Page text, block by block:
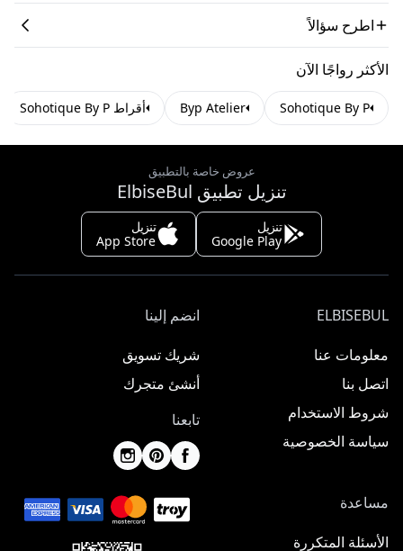
اطرح سؤالاً
الأكثر رواجًا الآن
Sohotique By P
Byp Atelier أقراط Sohotique By P
عروض خاصة بالتطبيق
تنزيل تطبيق ElbiseBul
تنزيل
Google Play
تنزيل
App Store
ELBISEBUL
معلومات عنا
اتصل بنا
شروط الاستخدام
سياسة الخصوصية
انضم إلينا
شريك تسويق
أنشئ متجرك
تابعنا
مساعدة
الأسئلة المتكررة